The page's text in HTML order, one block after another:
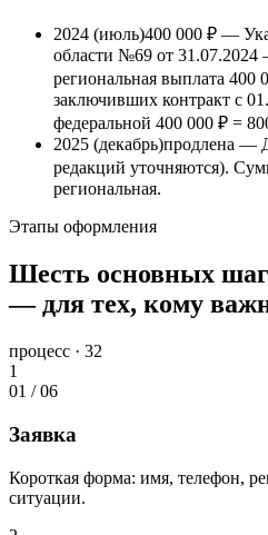
2024 (июль)400 000 ₽ —
области №69 от
региональная выплата 400
заключивших контракт с
федеральной 400 000 ₽ =
2025 (декабрь)продлена —
редакций уточняются).
региональная.
Этапы оформления
Шесть основных
— для тех, кому
процесс · 32
1
01 /06
Заявка
Короткая форма: имя, телефон,
ситуации.